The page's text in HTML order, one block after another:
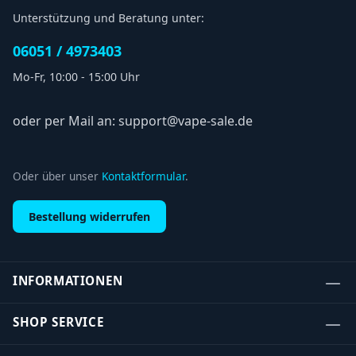
Unterstützung und Beratung unter:
06051 / 4973403
Mo-Fr, 10:00 - 15:00 Uhr
oder per Mail an: support@vape-sale.de
Oder über unser Kontaktformular.
Bestellung widerrufen
INFORMATIONEN
SHOP SERVICE